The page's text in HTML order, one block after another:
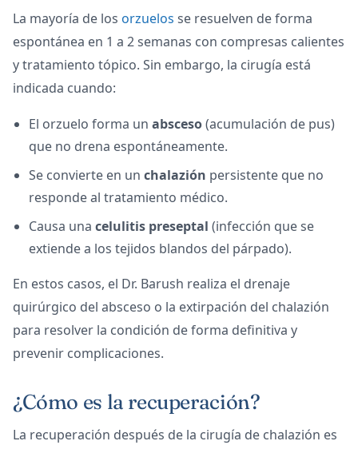
La mayoría de los orzuelos se resuelven de forma
espontánea en 1 a 2 semanas con compresas calientes
y tratamiento tópico. Sin embargo, la cirugía está
indicada cuando:
El orzuelo forma un absceso(acumulación de pus)
que no drena espontáneamente.
Se convierte en un chalazión persistente que no
responde al tratamiento médico.
Causa una celulitis preseptal (infección que se
extiende a los tejidos blandos del párpado).
En estos casos, el Dr. Barush realiza el drenaje
quirúrgico del absceso o la extirpación del chalazión
para resolver la condición de forma definitiva y
prevenir complicaciones.
¿Cómo es la recuperación?
La recuperación después de la cirugía de chalazión es